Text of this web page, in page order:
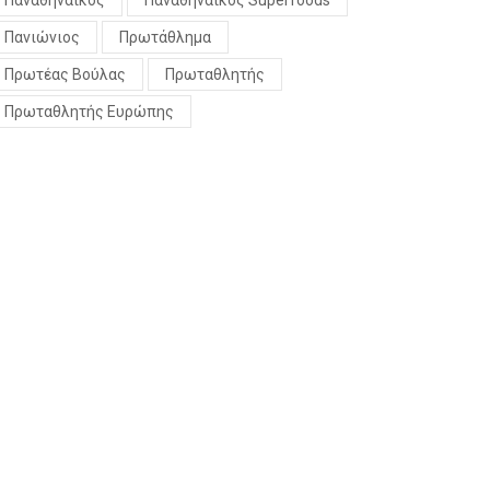
Πανιώνιος Πρωτάθλημα
Πρωτέας Βούλας Πρωταθλητής
Πρωταθλητής Ευρώπης